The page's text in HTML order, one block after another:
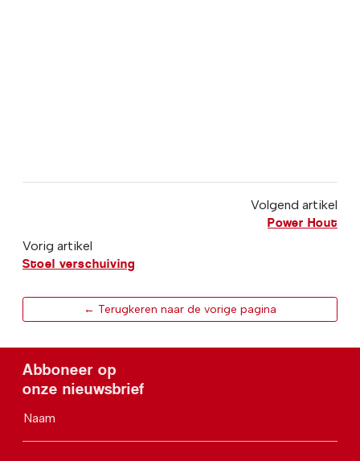
Volgend artikel
Power Hout
Vorig artikel
Stoel verschuiving
← Terugkeren naar de vorige pagina
Abboneer op
onze nieuwsbrief
Naam